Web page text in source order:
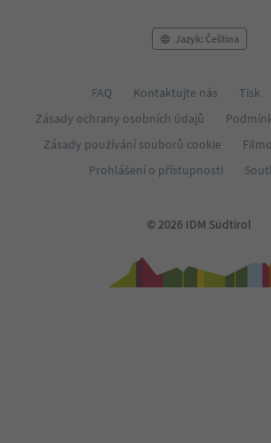
Jazyk: Čeština
FAQ Kontaktujte nás Tisk
Zásady ochrany osobních údajů
Zásady používání souborů cookie
Prohlášení o přístupnosti
© 2026 IDM Südtirol